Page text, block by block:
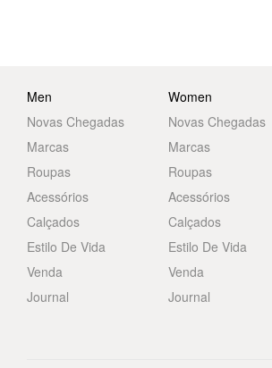
Men
Novas Chegadas
Marcas
Roupas
Acessórios
Calçados
Estilo De Vida
Venda
Journal
Women
Novas Chegadas
Marcas
Roupas
Acessórios
Calçados
Estilo De Vida
Venda
Journal